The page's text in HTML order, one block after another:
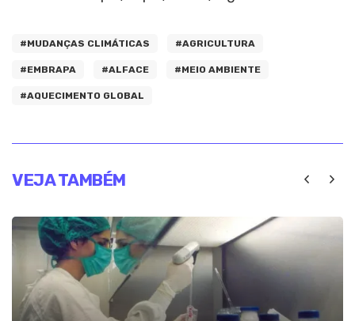
#MUDANÇAS CLIMÁTICAS #AGRICULTURA
#EMBRAPA #ALFACE #MEIO AMBIENTE
#AQUECIMENTO GLOBAL
VEJA TAMBÉM